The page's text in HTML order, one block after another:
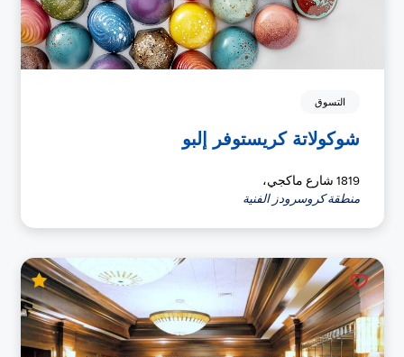
التسوق
شوكولاتة كريستوفر إلبو
1819 شارع ماكجي،
منطقة كروسرودز الفنية